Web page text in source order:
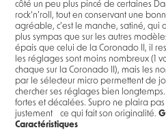
côté un peu plus pincé de certaines
rock‘n’roll, tout en conservant une
agréable, c’est le manche, satiné, qui
plus sympas que sur les autres
épais que celui de la Coronado II, il
les réglages sont moins nombreux (1
chaque sur la Coronado II), mais les
par le sélecteur micro permettent de
chercher ses réglages bien
fortes et décalées. Supro ne plaira
justement ce qui fait son originalité.
Caractéristiques